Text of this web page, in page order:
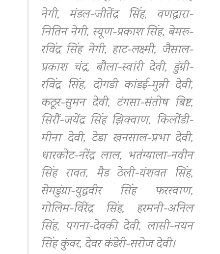
नेगी, मंडल-जीतेंद्र सिंह, वणद्वारा-
नितिन नेगी, स्यूण-प्रकाश सिंह, बेमरू-
रविंद्र सिंह नेगी, हाट-लक्ष्मी, जैसाल-
प्रकाश चंद्र, बौला-स्वांरी देवी, डुंग्री-
रविंद्र सिंह, दोगडी कांडई-मुन्नी देवी,
कठूर-सुमन देवी, टंगसा-संतोष बिष्ट,
सिरौं-जयेंद्र सिंह झिक्वाण, किलोंडी-
मीना देवी, टेडा खनसाल-प्रभा देवी,
धारकोट-नरेंद्र लाल, भतंग्याला-नवीन
सिंह रावत, मैड ठेली-यंशवत सिंह,
सेमडुंग्रा-युद्धवीर सिंह फरस्वाण,
गोलिम-विरेंद्र सिंह, हरमनी-अनिल
सिंह, पगना-देवकी देवी, लासी-नयन
सिंह कुंवर, देवर कंडेरी-सरोज देवी।